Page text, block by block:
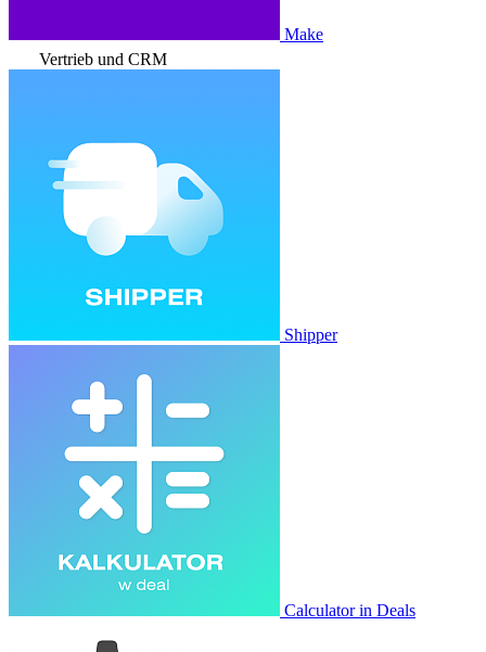
Make
Vertrieb und CRM
Shipper
Calculator in Deals